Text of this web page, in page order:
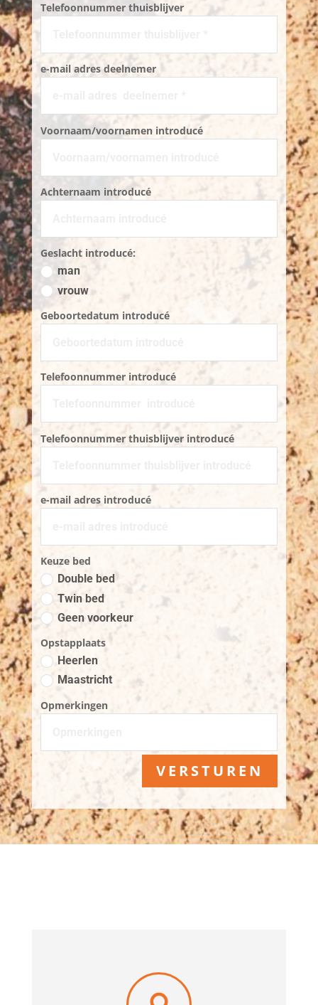
Telefoonnummer thuisblijver
e-mail adres deelnemer
Voornaam/voornamen introducé
Achternaam introducé
Geslacht introducé:
man
vrouw
Geboortedatum introducé
Telefoonnummer introducé
Telefoonnummer thuisblijver introducé
e-mail adres introducé
Keuze bed
Double bed
Twin bed
Geen voorkeur
Opstapplaats
Heerlen
Maastricht
Opmerkingen
VERSTUREN